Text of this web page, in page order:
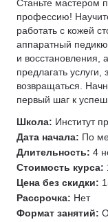
Станьте мастером
профессию!
работать с кожей
аппаратный
и восстановления,
предлагать
возвращаться.
первый шаг к
Школа: Институт
Дата начала: По
Длительность: 4
Стоимость курса:
Цена без скидки:
Рассрочка: Нет
Формат занятий: